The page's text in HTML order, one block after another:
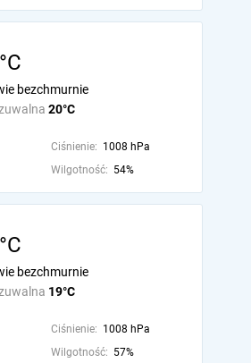
20°C
bezchmurnie
Ciśnienie: 1008 hPa
Wilgotność: 54%
19°C
bezchmurnie
Ciśnienie: 1008 hPa
Wilgotność: 57%